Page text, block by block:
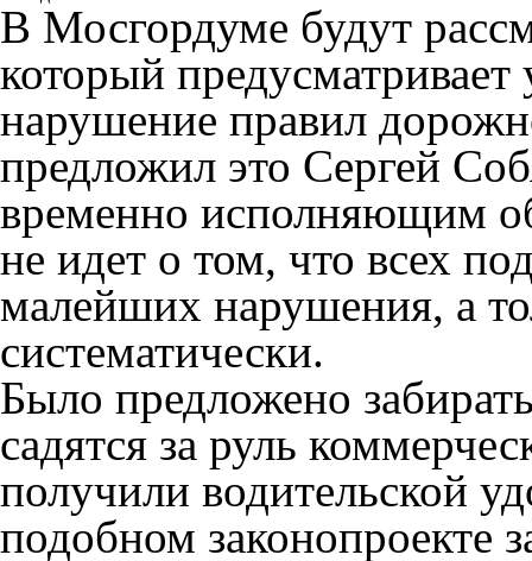
В Мосгордуме будут
который предусматривает
нарушение правил
предложил это Сергей
временно исполняющим
не идет о том, что всех
малейших нарушения, а
систематически.
Было предложено
садятся за руль
получили водительской
подобном законопроекте